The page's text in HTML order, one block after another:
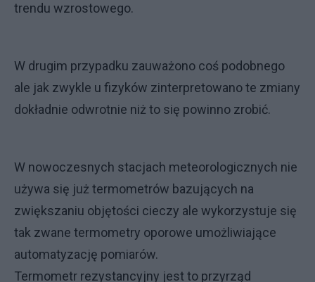
trendu wzrostowego.
W drugim przypadku zauważono coś podobnego
ale jak zwykle u fizyków zinterpretowano te zmiany
dokładnie odwrotnie niż to się powinno zrobić.
W nowoczesnych stacjach meteorologicznych nie
używa się już termometrów bazujących na
zwiększaniu objętości cieczy ale wykorzystuje się
tak zwane termometry oporowe umożliwiające
automatyzację pomiarów.
Termometr rezystancyjny jest to przyrząd